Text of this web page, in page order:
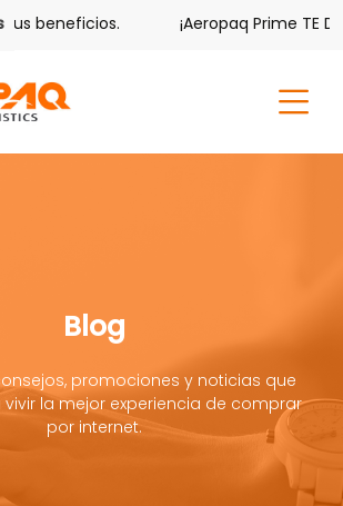
beneficios. ¡Aeropaq Prime TE DA
Blog
promociones y noticias que
la mejor experiencia de comprar
por internet.